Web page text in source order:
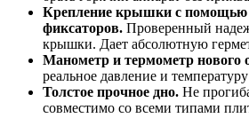
Крепление крышки с помощью
фиксаторов. Проверенный
крышки. Дает абсолютную
Манометр и термометр нового
реальное давление и
Толстое прочное дно. Не
совместимо со всеми типами